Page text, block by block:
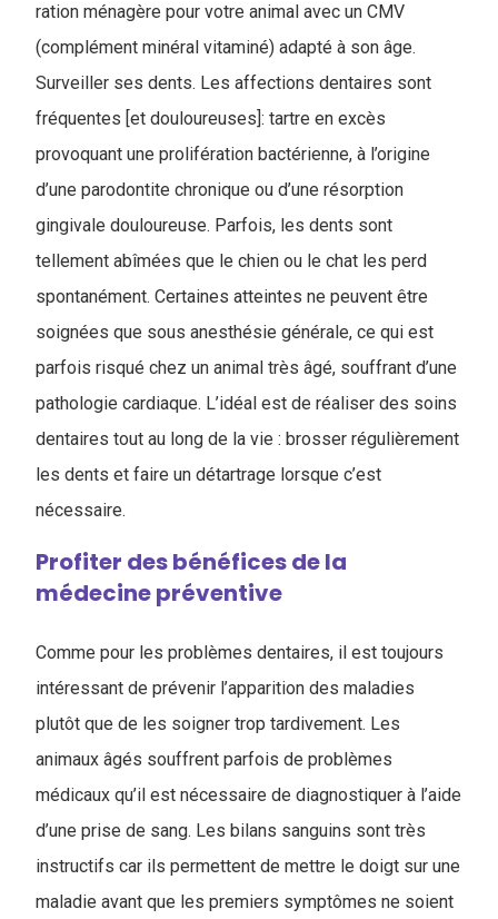
ration ménagère pour votre animal avec un CMV
(complément minéral vitaminé) adapté à son âge.
Surveiller ses dents. Les affections dentaires sont
fréquentes [et douloureuses]: tartre en excès
provoquant une prolifération bactérienne, à l’origine
d’une parodontite chronique ou d’une résorption
gingivale douloureuse. Parfois, les dents sont
tellement abîmées que le chien ou le chat les perd
spontanément. Certaines atteintes ne peuvent être
soignées que sous anesthésie générale, ce qui est
parfois risqué chez un animal très âgé, souffrant d’une
pathologie cardiaque. L’idéal est de réaliser des soins
dentaires tout au long de la vie : brosser régulièrement
les dents et faire un détartrage lorsque c’est
nécessaire.
Profiter des bénéfices de la
médecine préventive
Comme pour les problèmes dentaires, il est toujours
intéressant de prévenir l’apparition des maladies
plutôt que de les soigner trop tardivement. Les
animaux âgés souffrent parfois de problèmes
médicaux qu’il est nécessaire de diagnostiquer à l’aide
d’une prise de sang. Les bilans sanguins sont très
instructifs car ils permettent de mettre le doigt sur une
maladie avant que les premiers symptômes ne soient